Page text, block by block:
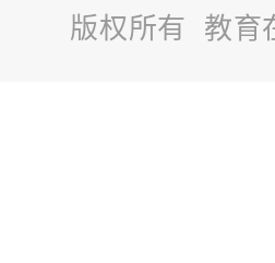
版权所有 教育